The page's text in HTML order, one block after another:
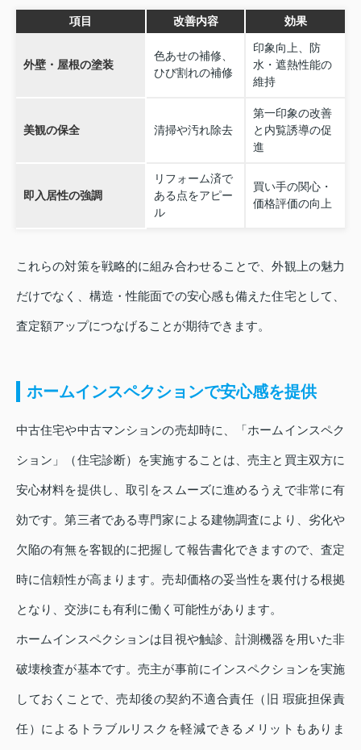
項目 改善内容 効果
外壁・屋根の塗装
色あせの補修、
ひび割れの補修
印象向上、防
水・遮熱性能の
維持
美観の保全 清掃や汚れ除去
第一印象の改善
と内覧誘導の促
進
即入居性の強調
リフォーム済で
ある点をアピー
ル
買い手の関心・
価格評価の向上
これらの対策を戦略的に組み合わせることで、外観上の魅力
だけでなく、構造・性能面での安心感も備えた住宅として、
査定額アップにつなげることが期待できます。
ホームインスペクションで安心感を提供
中古住宅や中古マンションの売却時に、「ホームインスペク
ション」（住宅診断）を実施することは、売主と買主双方に
安心材料を提供し、取引をスムーズに進めるうえで非常に有
効です。第三者である専門家による建物調査により、劣化や
欠陥の有無を客観的に把握して報告書化できますので、査定
時に信頼性が高まります。売却価格の妥当性を裏付ける根拠
となり、交渉にも有利に働く可能性があります。
ホームインスペクションは目視や触診、計測機器を用いた非
破壊検査が基本です。売主が事前にインスペクションを実施
しておくことで、売却後の契約不適合責任（旧 瑕疵担保責
任）によるトラブルリスクを軽減できるメリットもありま